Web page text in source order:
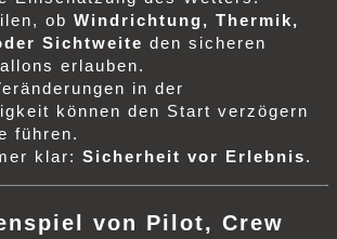
ob Windrichtung, Thermik,
Sichtweite den sicheren
erlauben.
in der
können den Start verzögern
führen.
klar: Sicherheit vor Erlebnis.
von Pilot, Crew